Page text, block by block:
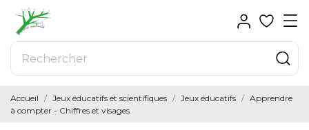
Accueil Jeux éducatifs et scientifiques Jeux éducatifs
Apprendre
à compter - Chiffres et visages